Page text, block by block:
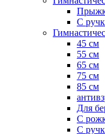
С
45 см
55 см
65 см
75 см
85 см
Для
С
С